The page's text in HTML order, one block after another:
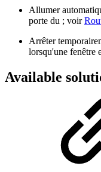
Allumer
porte du ; voir
Arrêter
lorsqu'une fenêtre
Available